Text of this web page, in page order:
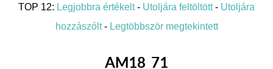
TOP 12: Legjobbra értékelt- Utoljára feltöltött- Utoljára
hozzászólt- Legtöbbször megtekintett
AM18_71